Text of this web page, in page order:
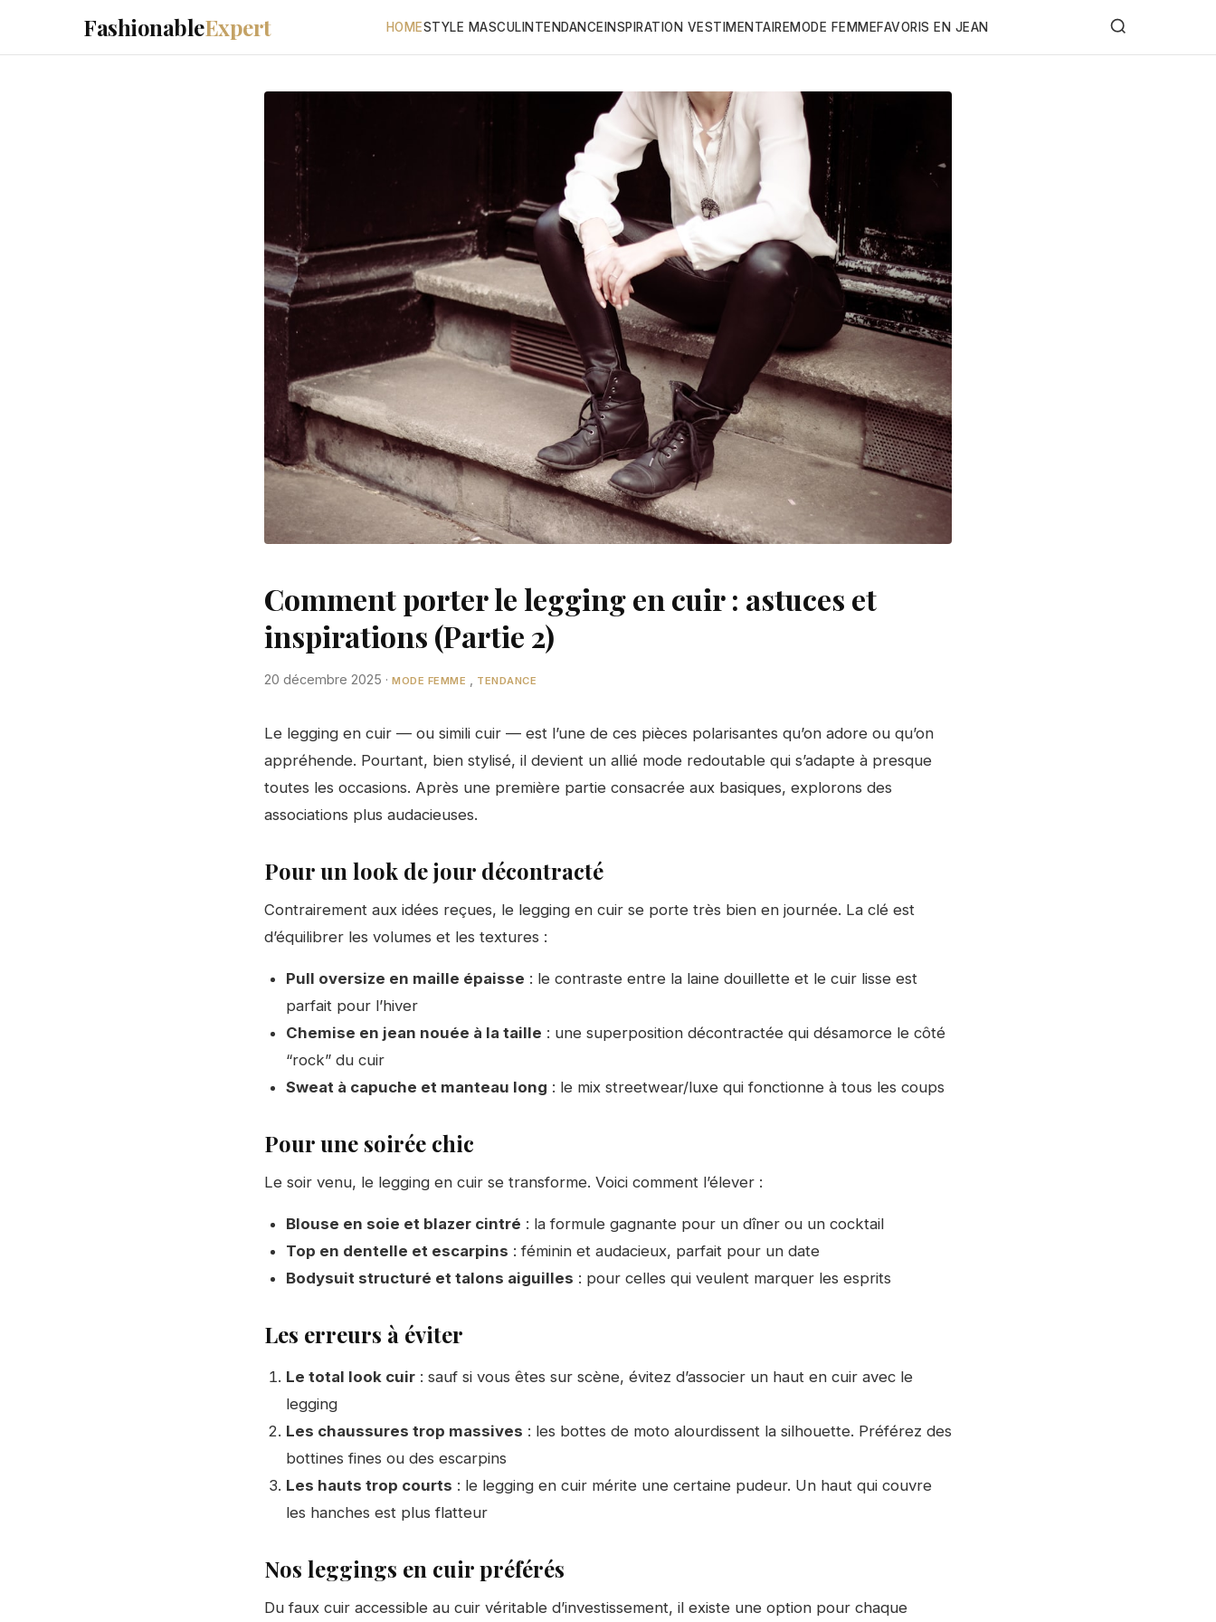
FashionableExpert HOMESTYLE MASCULINTENDANCEINSPIRATION VESTIMENTAIREMODE FEMMEFAVORIS EN JEAN
Comment porter le legging en cuir : astuces et
inspirations (Partie 2)
20 décembre 2025 · MODE FEMME TENDANCE
Le legging en cuir — ou simili cuir — est l’une de ces pièces polarisantes qu’on adore ou qu’on
appréhende. Pourtant, bien stylisé, il devient un allié mode redoutable qui s’adapte à presque
toutes les occasions. Après une première partie consacrée aux basiques, explorons des
associations plus audacieuses.
Pour un look de jour décontracté
Contrairement aux idées reçues, le legging en cuir se porte très bien en journée. La clé est
d’équilibrer les volumes et les textures :
Pull oversize en maille épaisse : le contraste entre la laine douillette et le cuir lisse est
parfait pour l’hiver
Chemise en jean nouée à la taille : une superposition décontractée qui désamorce le côté
“rock” du cuir
Sweat à capuche et manteau long : le mix streetwear/luxe qui fonctionne à tous les coups
Pour une soirée chic
Le soir venu, le legging en cuir se transforme. Voici comment l’élever :
Blouse en soie et blazer cintré : la formule gagnante pour un dîner ou un cocktail
Top en dentelle et escarpins : féminin et audacieux, parfait pour un date
Bodysuit structuré et talons aiguilles : pour celles qui veulent marquer les esprits
Les erreurs à éviter
Le total look cuir : sauf si vous êtes sur scène, évitez d’associer un haut en cuir avec le
legging
Les chaussures trop massives : les bottes de moto alourdissent la silhouette. Préférez des
bottines fines ou des escarpins
Les hauts trop courts : le legging en cuir mérite une certaine pudeur. Un haut qui couvre
les hanches est plus flatteur
Nos leggings en cuir préférés
Du faux cuir accessible au cuir véritable d’investissement, il existe une option pour chaque